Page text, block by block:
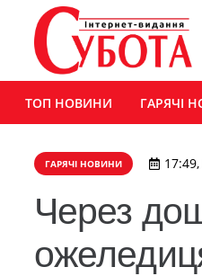
ТОП НОВИНИ ГАРЯЧІ
ГАРЯЧІ НОВИНИ
Через